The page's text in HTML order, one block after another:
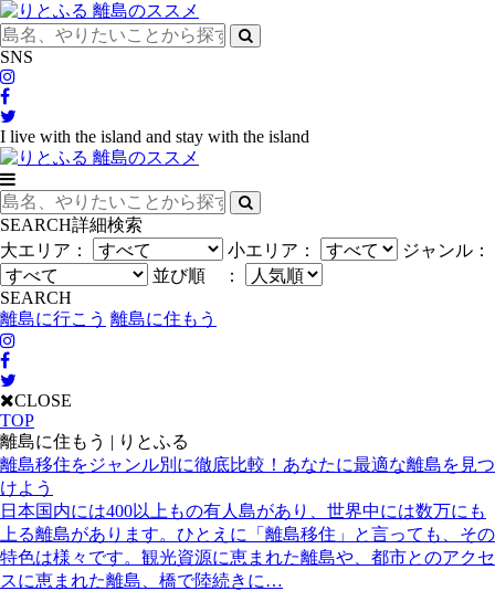
SNS
I live with the island and stay with the island
SEARCH詳細検索
大エリア：
小エリア：
ジャンル：
並び順 ：
SEARCH
離島に行こう 離島に住もう
CLOSE
TOP
離島に住もう | りとふる
離島移住をジャンル別に徹底比較！あなたに最適な離島を見つ
けよう
日本国内には400以上もの有人島があり、世界中には数万にも
上る離島があります。ひとえに「離島移住」と言っても、その
特色は様々です。観光資源に恵まれた離島や、都市とのアクセ
スに恵まれた離島、橋で陸続きに…